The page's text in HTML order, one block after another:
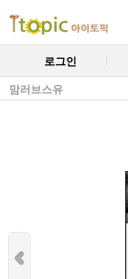
로그인
맘러브스유